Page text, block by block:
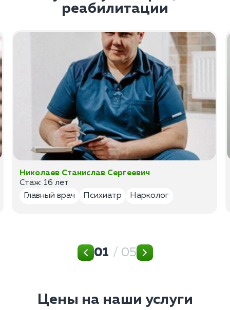
реабилитации
Николаев Станислав Сергеевич
Стаж: 16 лет
Главный врач
Психиатр Нарколог
01 / 05
Цены на наши услуги